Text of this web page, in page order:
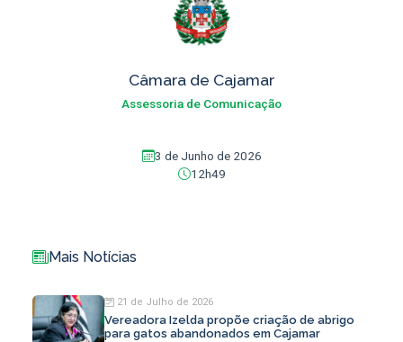
Câmara de Cajamar
Assessoria de Comunicação
3 de Junho de 2026
12h49
Mais Notícias
21 de Julho de 2026
Vereadora Izelda propõe criação de abrigo
para gatos abandonados em Cajamar